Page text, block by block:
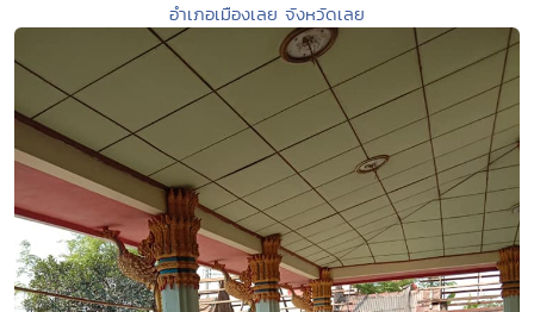
อำเภอเมืองเลย จังหวัดเลย